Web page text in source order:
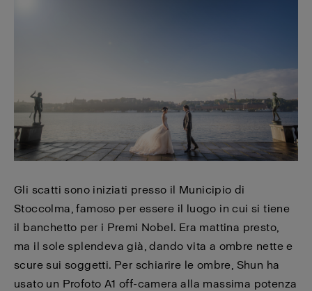
Gli scatti sono iniziati presso il Municipio di
Stoccolma, famoso per essere il luogo in cui si tiene
il banchetto per i Premi Nobel. Era mattina presto,
ma il sole splendeva già, dando vita a ombre nette e
scure sui soggetti. Per schiarire le ombre, Shun ha
usato un Profoto A1 off-camera alla massima potenza